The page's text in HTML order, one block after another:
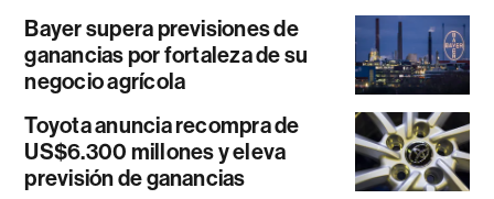
Bayer supera previsiones de
ganancias por fortaleza de su
negocio agrícola
Toyota anuncia recompra de
US$6.300 millones y eleva
previsión de ganancias